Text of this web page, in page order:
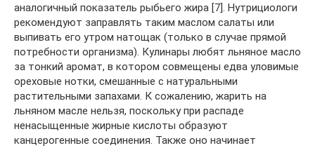
аналогичный показатель рыбьего жира [7]. Нутрициологи
рекомендуют заправлять таким маслом салаты или
выпивать его утром натощак (только в случае прямой
потребности организма). Кулинары любят льняное масло
за тонкий аромат, в котором совмещены едва уловимые
ореховые нотки, смешанные с натуральными
растительными запахами. К сожалению, жарить на
льняном масле нельзя, поскольку при распаде
ненасыщенные жирные кислоты образуют
канцерогенные соединения. Также оно начинает